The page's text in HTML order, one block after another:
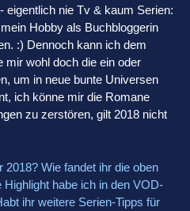
eigentlich nie Tv & kaum Serien:
Hobby als Buchbloggerin
:) Dennoch kann ich dem
mir wohl doch die ein oder
um in neue bunte Universen
ich könne mir die Romane
zu zerstören, gilt 2018 nicht
Wie fandet ihr die oben
habe ich in den VOD-
ihr weitere Serien-Tipps für